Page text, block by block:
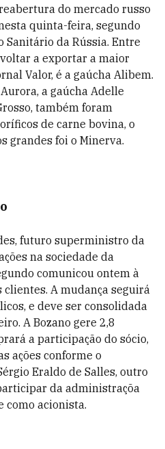
do mercado russo
quinta-feira, segundo
Sanitário da Rússia. Entre
a exportar a maior
Valor, é a gaúcha Alibem.
a gaúcha Adelle
também foram
de carne bovina, o
grandes foi o Minerva.
futuro superministro da
na sociedade da
comunicou ontem à
A mudança seguirá
e deve ser consolidada
A Bozano gere 2,8
a participação do sócio,
ações conforme o
Eraldo de Salles, outro
da administraçõa
como acionista.